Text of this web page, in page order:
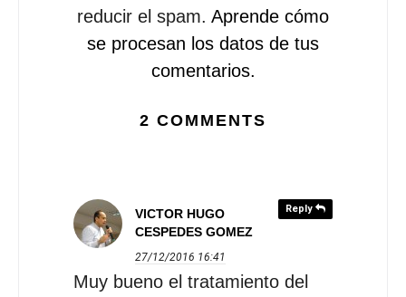
reducir el spam. Aprende cómo
se procesan los datos de tus
comentarios.
2 COMMENTS
Reply
VICTOR HUGO
CESPEDES GOMEZ
27/12/2016 16:41
Muy bueno el tratamiento del